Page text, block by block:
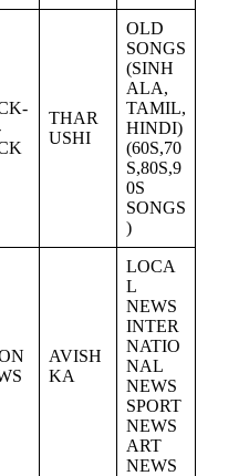
THAR
USHI
OLD
SONGS
(SINH
ALA,
TAMIL,
HINDI)
(60S,70
S,80S,9
0S
SONGS
)
AVISH
KA
LOCA
L
NEWS
INTER
NATIO
NAL
NEWS
SPORT
NEWS
ART
NEWS